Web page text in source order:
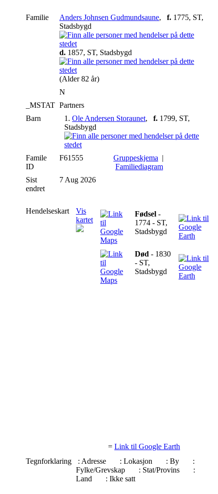
Familie Anders Johnsen Gudmundsaune, f. 1775, ST,
Stadsbygd
d. 1857, ST, Stadsbygd
(Alder 82 år)
N
_MSTAT Partners
Barn
1. Ole Andersen Storaunet, f. 1799, ST,
Stadsbygd
Famile
ID
F61555 Gruppeskjema |
Familiediagram
Sist
endret
7 Aug 2026
Hendelseskart
Vis
kartet
Fødsel -
1774 - ST,
Stadsbygd
Død - 1830
- ST,
Stadsbygd
= Link til Google Earth
Tegnforklaring
: Adresse : Lokasjon : By
:
Fylke/Grevskap
: Stat/Provins
:
Land
: Ikke satt